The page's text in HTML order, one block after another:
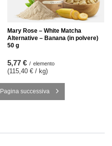
Mary Rose – White Matcha
Alternative – Banana (in polvere)
50 g
5,77 € / elemento
(115,40 € / kg)
Pagina successiva